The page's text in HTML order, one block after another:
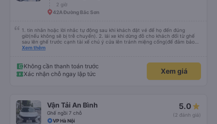
2 giờ
42A Đường Bắc Sơn
1. tin nhắn hoặc lời nhắc tự động sau khi khách đặt vé để họ đến đúng
giờ(nếu không sẽ bị trễ chuyến). 2. lái xe khi dừng đỗ cho khách đổi từ ghế
sau lên ghế trước cạnh tài xế chú ý cửa lên tránh miệng cống(để đảm bảo
an toàn cho khách- tại HN: miệng cống bằng sắt chữ nhật dạng ô lưới, cửa
Tng kịp 20h, để khách nối chuyến Xe 11 chỗ nên thoáng đãng.
Xem thêm
Không cần thanh toán trước
Xác nhận chỗ ngay lập tức
Xem giá
Vận Tải An Bình
Ghế ngồi 7 chỗ
5.0
(2 đánh giá)
VP Hà Nội